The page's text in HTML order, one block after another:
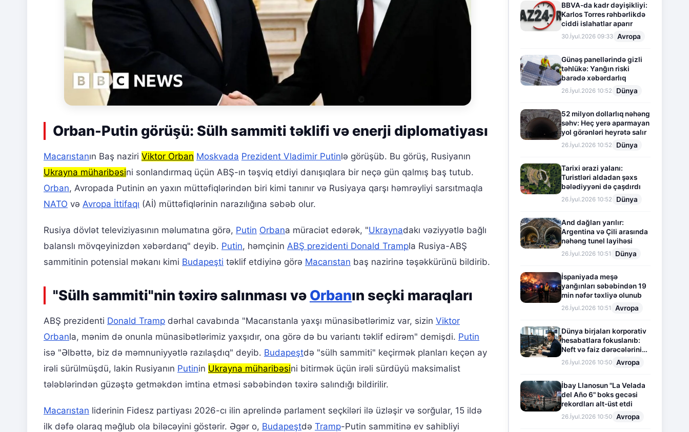
Orban-Putin görüşü: Sülh sammiti təklifi və enerji diplomatiyası
Macarıstanın Baş naziri Viktor Orban Moskvada Prezident Vladimir Putinlə görüşüb. Bu görüş, Rusiyanın
Ukrayna müharibəsini sonlandırmaq üçün ABŞ-ın təşviq etdiyi danışıqlara bir neçə gün qalmış baş tutub.
Orban, Avropada Putinin ən yaxın müttəfiqlərindən biri kimi tanınır və Rusiyaya qarşı həmrəyliyi sarsıtmaqla
NATO və Avropa İttifaqı (Aİ) müttəfiqlərinin narazılığına səbəb olur.
Rusiya dövlət televiziyasının məlumatına görə, Putin Orbana müraciət edərək, "Ukraynadakı vəziyyətlə bağlı
balanslı mövqeyinizdən xəbərdarıq" deyib. Putin, həmçinin ABŞ prezidenti Donald Trampla Rusiya-ABŞ
sammitinin potensial məkanı kimi Budapeşti təklif etdiyinə görə Macarıstan baş nazirinə təşəkkürünü bildirib.
"Sülh sammiti"nin təxirə salınması və Orbanın seçki maraqları
ABŞ prezidenti Donald Tramp dərhal cavabında "Macarıstanla yaxşı münasibətlərimiz var, sizin Viktor
Orbanla, mənim də onunla münasibətlərimiz yaxşıdır, ona görə də bu variantı təklif edirəm" demişdi. Putin
isə "Əlbəttə, biz də məmnuniyyətlə razılaşdıq" deyib. Budapeştdə "sülh sammiti" keçirmək planları keçən ay
irəli sürülmüşdü, lakin Rusiyanın Putinin Ukrayna müharibəsini bitirmək üçün irəli sürdüyü maksimalist
tələblərindən güzəştə getməkdən imtina etməsi səbəbindən təxirə salındığı bildirilir.
Macarıstan liderinin Fidesz partiyası 2026-cı ilin aprelində parlament seçkiləri ilə üzləşir və sorğular, 15 ildə
ilk dəfə olaraq məğlub ola biləcəyini göstərir. Əgər o, Budapeştdə Tramp-Putin sammitinə ev sahibliyi
BBVA-da kadr dəyişikliyi:
Karlos Torres rəhbərlikdə
ciddi islahatlar aparır
30.İyul.2026 09:33 Avropa
Günəş panellərində gizli
təhlükə: Yanğın riski
barədə xəbərdarlıq
26.İyul.2026 10:52 Dünya
52 milyon dollarlıq nəhəng
səhv: Heç yerə aparmayan
yol görənləri heyrətə salır
26.İyul.2026 10:52 Dünya
Tarixi ərazi yalanı:
Turistləri aldadan şəxs
bələdiyyəni də çaşdırdı
26.İyul.2026 10:52 Dünya
And dağları yarılır:
Argentina və Çili arasında
nəhəng tunel layihəsi
26.İyul.2026 10:51 Dünya
İspaniyada meşə
yanğınları səbəbindən 19
min nəfər təxliyə olunub
26.İyul.2026 10:51 Avropa
Dünya birjaları korporativ
hesabatlara fokuslanıb:
Neft və faiz dərəcələrinin
təsiri altında cari vəziyyət
26.İyul.2026 10:50 Avropa
İbay Llanosun "La Velada
del Año 6" boks gecəsi
rekordları alt-üst etdi
26.İyul.2026 10:50 Avropa